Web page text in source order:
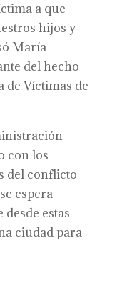
a que
hijos y
María
del hecho
de Víctimas de
con los
del conflicto
espera
estas
ciudad para